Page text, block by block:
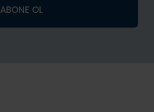
ABONE OL